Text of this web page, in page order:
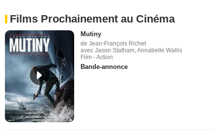
Films Prochainement au Cinéma
Mutiny
de Jean-François Richet
avec Jason Statham, Annabelle Wallis
Film - Action
Bande-annonce